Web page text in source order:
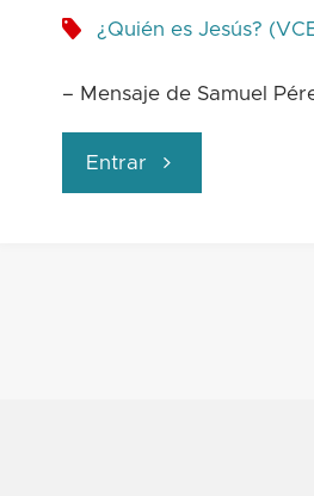
¿Quién es Jesús?
– Mensaje de Samuel
Entrar "Dios